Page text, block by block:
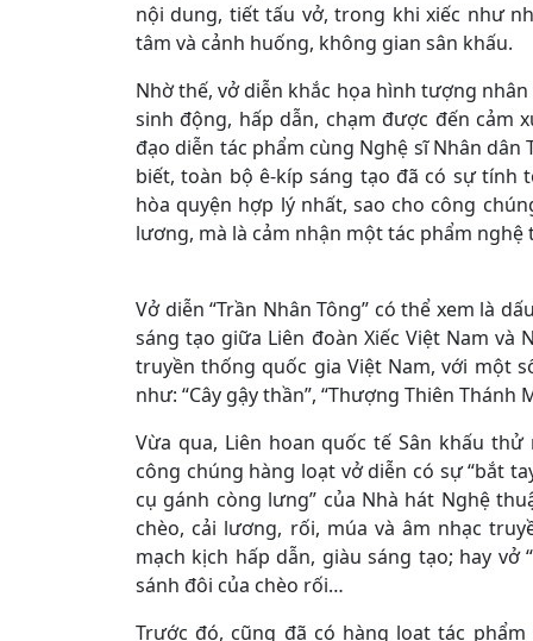
nội dung, tiết tấu vở, trong khi xiếc như
tâm và cảnh huống, không gian sân khấu.
Nhờ thế, vở diễn khắc họa hình tượng
sinh động, hấp dẫn, chạm được đến cảm
đạo diễn tác phẩm cùng Nghệ sĩ Nhân dân
biết, toàn bộ ê-kíp sáng tạo đã có sự tính
hòa quyện hợp lý nhất, sao cho công
lương, mà là cảm nhận một tác phẩm nghệ
Vở diễn “Trần Nhân Tông” có thể xem là
sáng tạo giữa Liên đoàn Xiếc Việt Nam và
truyền thống quốc gia Việt Nam, với một
như: “Cây gậy thần”, “Thượng Thiên Thánh
Vừa qua, Liên hoan quốc tế Sân khấu
công chúng hàng loạt vở diễn có sự “bắt
cụ gánh còng lưng” của Nhà hát Nghệ
chèo, cải lương, rối, múa và âm nhạc
mạch kịch hấp dẫn, giàu sáng tạo; hay vở
sánh đôi của chèo rối…
Trước đó, cũng đã có hàng loạt tác